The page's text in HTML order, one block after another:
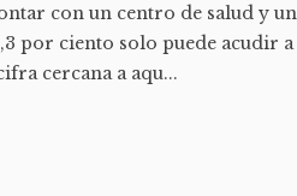
con un centro de salud y
por ciento solo puede acudir
cercana a aqu...